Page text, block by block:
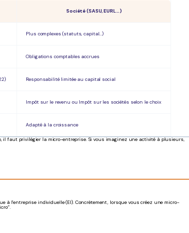
Société (SASU, EURL…)
Plus complexes (statuts, capital…)
Obligations comptables accrues
Responsabilité limitée au capital social
Impôt sur le revenu ou Impôt sur les sociétés selon le choix
Adapté à la croissance
faut privilégier la micro-entreprise. Si vous imaginez une activité à plusieurs,
à l’entreprise individuelle (EI). Concrètement, lorsque vous créez une micro-